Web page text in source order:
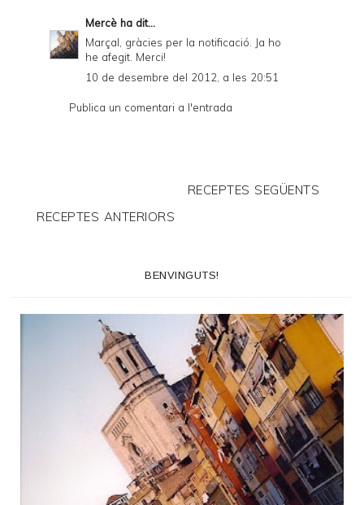
Mercè ha dit...
Marçal, gràcies per la notificació. Ja ho
he afegit. Merci!
10 de desembre del 2012, a les 20:51
Publica un comentari a l'entrada
RECEPTES SEGÜENTS
RECEPTES ANTERIORS
BENVINGUTS!